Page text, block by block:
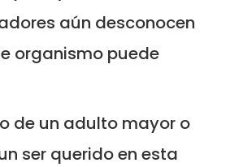
aún desconocen
organismo puede
de un adulto mayor o
ser querido en esta